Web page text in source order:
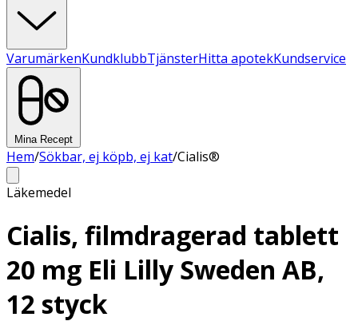
VarumärkenKundklubbTjänsterHitta apotekKundservice
Mina Recept
Hem/Sökbar, ej köpb, ej kat/Cialis®
Läkemedel
Cialis, filmdragerad tablett
20 mg Eli Lilly Sweden AB,
12 styck